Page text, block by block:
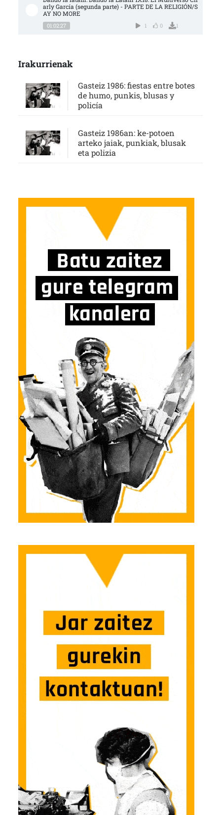
arly García (segunda parte) - PARTE DE LA RELIGIÓN/S
AY NO MORE
01:02:27 1 0 1
Irakurrienak
Gasteiz 1986: fiestas entre botes
de humo, punkis, blusas y
policía
Gasteiz 1986an: ke-potoen
arteko jaiak, punkiak, blusak
eta polizia